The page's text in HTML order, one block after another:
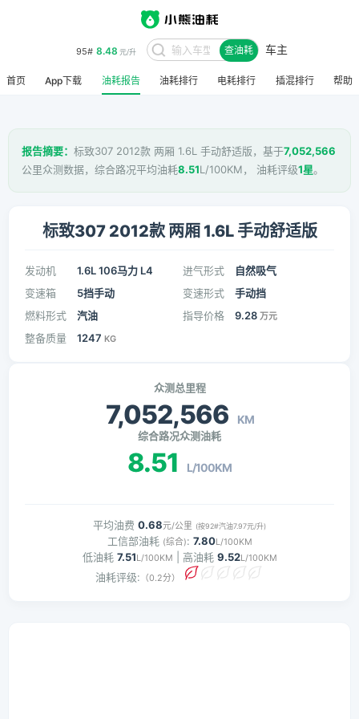
95# 8.48 元/升 查油耗 车主
首页 App下载 油耗报告 油耗排行 电耗排行 插混排行 帮助
报告摘要： 标致307 2012款 两厢 1.6L 手动舒适版，基于7,052,566
公里众测数据，综合路况平均油耗8.51L/100KM， 油耗评级1星。
标致307 2012款 两厢 1.6L 手动舒适版
发动机 1.6L 106马力 L4 进气形式
自然吸气
变速箱
5挡手动 变速形式
手动挡
燃料形式
汽油 指导价格 9.28 万元
整备质量 1247 KG
众测总里程
7,052,566 KM
综合路况众测油耗
8.51 L/100KM
平均油费 0.68元/公里 (按92#汽油7.97元/升)
工信部油耗 (综合): 7.80L/100KM
低油耗 7.51L/100KM | 高油耗 9.52L/100KM
油耗评级: （0.2分）